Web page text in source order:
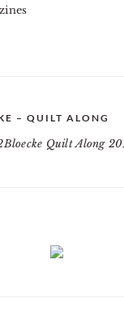
– QUILT ALONG